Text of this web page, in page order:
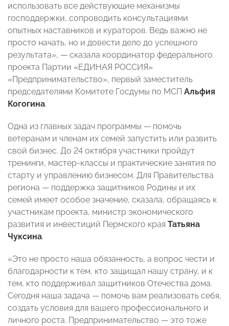
использовать все действующие механизмы
господдержки, сопроводить консультациями
опытных наставников и кураторов. Ведь важно не
просто начать, но и довести дело до успешного
результата», — сказала координатор федерального
проекта Партии «ЕДИНАЯ РОССИЯ»
«Предпринимательство», первый заместитель
председателями Комитете Госдумы по МСП Альфия
Когогина.
Одна из главных задач программы — помочь
ветеранам и членам их семей запустить или развить
свой бизнес. До 24 октября участники пройдут
тренинги, мастер-классы и практические занятия по
старту и управлению бизнесом. Для Правительства
региона — поддержка защитников Родины и их
семей имеет особое значение, сказала, обращаясь к
участникам проекта, министр экономического
развития и инвестиций Пермского края Татьяна
Чуксина.
«Это не просто наша обязанность, а вопрос чести и
благодарности к тем, кто защищал нашу страну, и к
тем, кто поддерживал защитников Отечества дома.
Сегодня наша задача — помочь вам реализовать себя,
создать условия для вашего профессионального и
личного роста. Предпринимательство — это тоже